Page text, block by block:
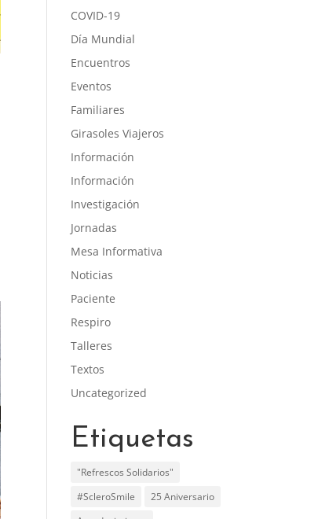
COVID-19
Día Mundial
Encuentros
Eventos
Familiares
Girasoles Viajeros
Información
Información
Investigación
Jornadas
Mesa Informativa
Noticias
Paciente
Respiro
Talleres
Textos
Uncategorized
Etiquetas
"Refrescos Solidarios"
#ScleroSmile
25 Aniversario